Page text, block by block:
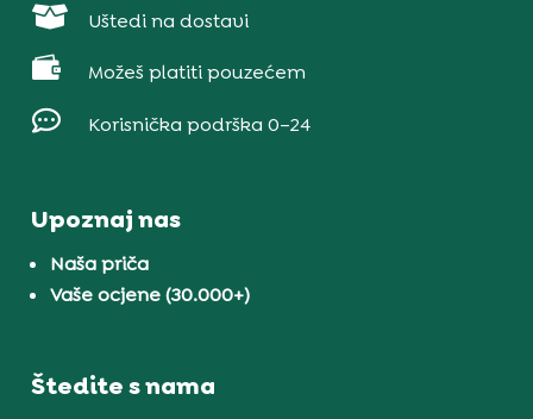
 Uštedi na dostavi
 Možeš platiti pouzećem
 Korisnička podrška 0–24
Upoznaj nas
Naša priča
Vaše ocjene (30.000+)
Štedite s nama